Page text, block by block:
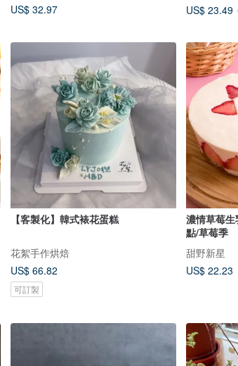
US$ 32.97
US$ 23.49
【客製化】韓式裱花蛋糕
花絮手作烘焙
US$ 66.82
可訂製
濃情草莓
點/草莓季
甜野新星
US$ 22.23